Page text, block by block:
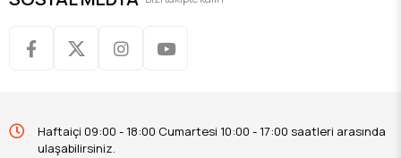
Haftaiçi 09:00 - 18:00 Cumartesi 10:00 - 17:00 saatleri arasında
ulaşabilirsiniz.